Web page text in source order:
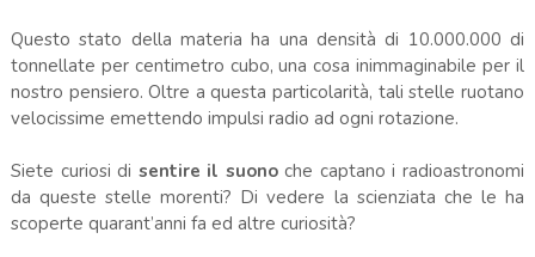
Questo stato della materia ha una densità di 10.000.000 di
tonnellate per centimetro cubo, una cosa inimmaginabile per il
nostro pensiero. Oltre a questa particolarità, tali stelle ruotano
velocissime emettendo impulsi radio ad ogni rotazione.
Siete curiosi di sentire il suonoche captano i radioastronomi
da queste stelle morenti? Di vedere la scienziata che le ha
scoperte quarant’anni fa ed altre curiosità?